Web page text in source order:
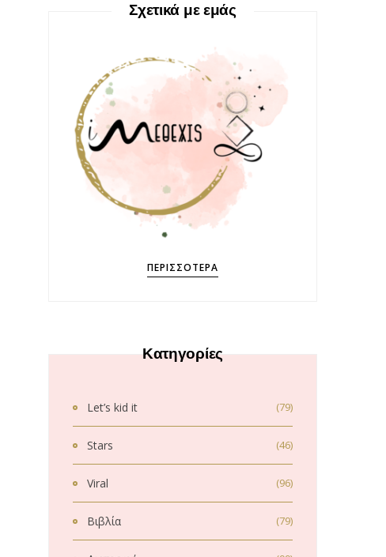
Σχετικά με εμάς
ΠΕΡΙΣΣΌΤΕΡΑ
Κατηγορίες
Let’s kid it (79)
Stars (46)
Viral (96)
Βιβλία (79)